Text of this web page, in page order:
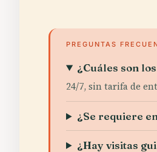
PREGUNTAS
¿Cuáles son
24/7, sin tarifa de
¿Se requiere
¿Hay visitas